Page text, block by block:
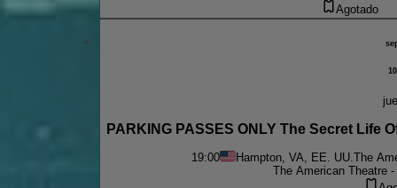
Agotado
10
jue.
PARKING PASSES ONLY The Secret Life
19:00 Hampton, VA, EE. UU.The
The American Theatre